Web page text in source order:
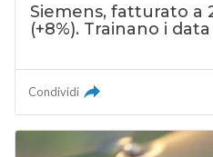
Siemens, fatturato a
(+8%). Trainano i
Condividi